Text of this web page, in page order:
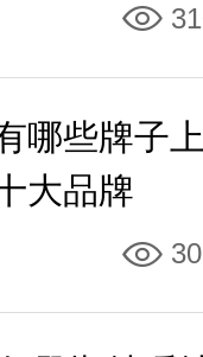
哪些牌子
大品牌